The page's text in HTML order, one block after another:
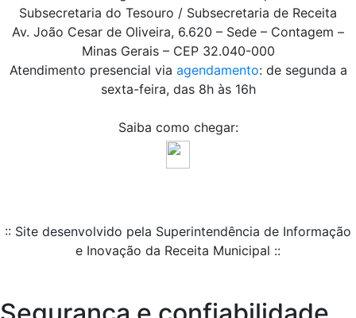
Subsecretaria do Tesouro / Subsecretaria de Receita
Av. João Cesar de Oliveira, 6.620 – Sede – Contagem –
Minas Gerais – CEP 32.040-000
Atendimento presencial via agendamento: de segunda a
sexta-feira, das 8h às 16h
Saiba como chegar:
:: Site desenvolvido pela Superintendência de Informação
e Inovação da Receita Municipal ::